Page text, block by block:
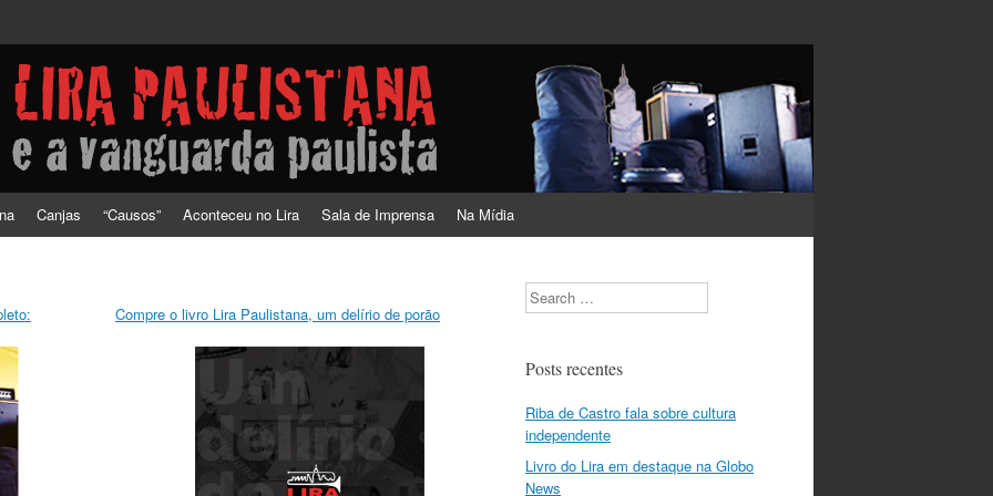
paulista
Canjas “Causos” Aconteceu no Lira Sala de Imprensa Na Mídia
Compre o livro Lira Paulistana, um delírio de porão
Search
Posts recentes
Riba de Castro fala sobre cultura
independente
Livro do Lira em destaque na Globo
News